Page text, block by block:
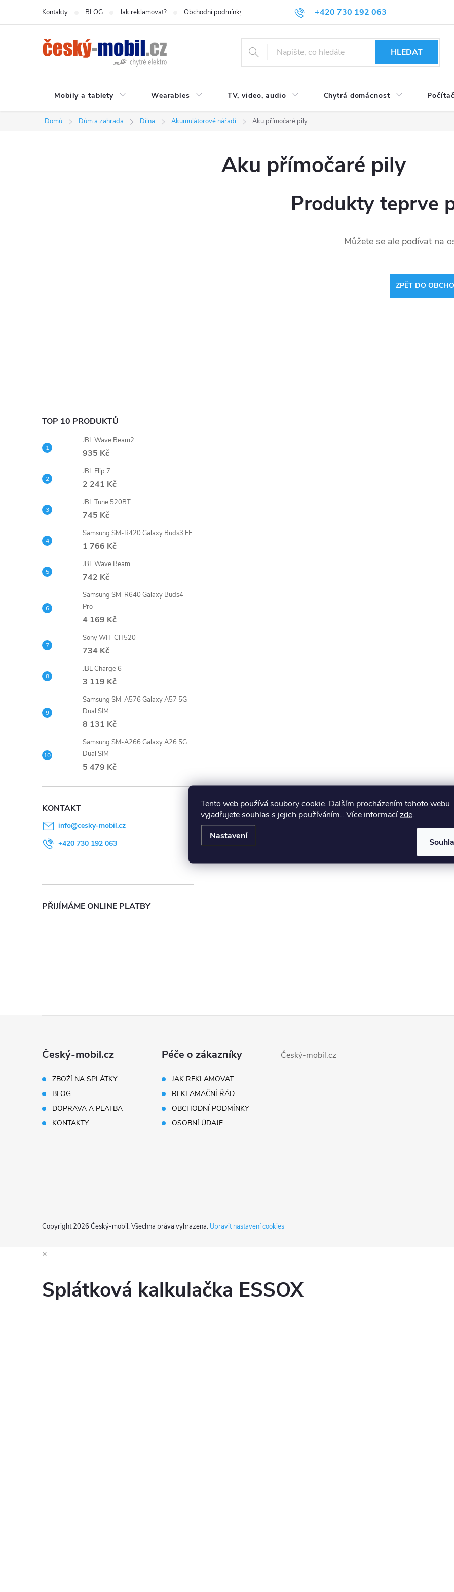
Tento web používá soubory cookie. Dalším procházením tohoto webu
vyjadřujete souhlas s jejich používáním.. Více informacízde.
Nastavení
+420 730 192 063
Kontakty BLOG Jak reklamovat? Obchodní podmínky Podmínky ochrany osobních údajů
HLEDAT
Mobily a tablety Wearables TV, video, audio Chytrá domácnost
Domů Dům a zahrada Dílna Akumulátorové nářadí Aku přímočaré pily
p
a
n
e
TOP 10 PRODUKTŮ
JBL Wave Beam2
935 Kč
JBL Flip 7
2 241 Kč
JBL Tune 520BT
745 Kč
Samsung SM-R420 Galaxy Buds3 FE
1 766 Kč
JBL Wave Beam
742 Kč
Samsung SM-R640 Galaxy Buds4
Pro
4 169 Kč
Sony WH-CH520
734 Kč
JBL Charge 6
3 119 Kč
Samsung SM-A576 Galaxy A57 5G
Dual SIM
8 131 Kč
Samsung SM-A266 Galaxy A26 5G
Dual SIM
5 479 Kč
KONTAKT
info@cesky-mobil.cz
+420 730 192 063
PŘIJÍMÁME ONLINE PLATBY
Aku přímočaré pily
Produkty teprve
Můžete se ale podívat na
ZPĚT DO
Český-mobil.cz
ZBOŽÍ NA SPLÁTKY
BLOG
DOPRAVA A PLATBA
KONTAKTY
Péče o zákazníky
JAK REKLAMOVAT
REKLAMAČNÍ ŘÁD
OBCHODNÍ PODMÍNKY
OSOBNÍ ÚDAJE
Český-mobil.cz
Copyright 2026 Český-mobil. Všechna práva vyhrazena. Upravit nastavení cookies
×
Splátková kalkulačka ESSOX